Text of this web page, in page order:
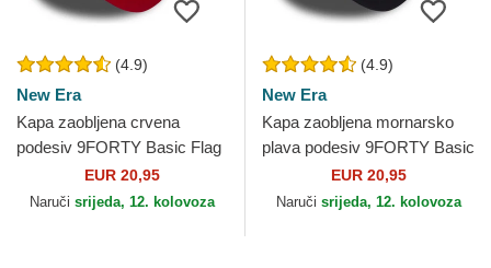
(4.9)
New Era
Kapa zaobljena crvena
podesiv 9FORTY Basic Flag
EUR 20,95
Naruči srijeda, 12. kolovoza
(4.9)
New Era
Kapa zaobljena mornarsko
plava podesiv 9FORTY Basic
Flag New EraEUR 20,95
Naruči srijeda, 12. kolovoza